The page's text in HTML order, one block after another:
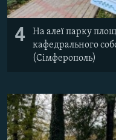
4
На алеї парку
кафедрального
(Сімферополь)